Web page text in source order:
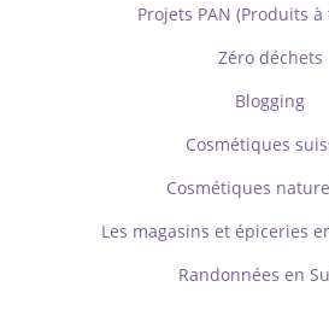
Projets PAN (Produits
Zéro déchets
Blogging
Cosmétiques
Cosmétiques
Les magasins et épiceries
Randonnées en